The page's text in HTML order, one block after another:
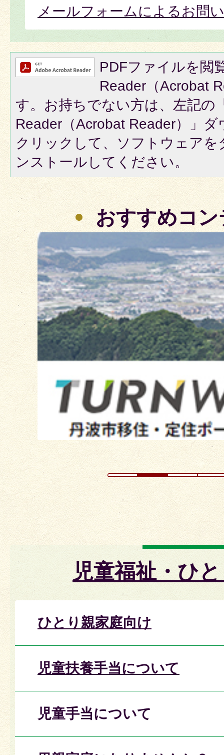
メールフォームによるお問
PDFファイルを閲
Reader（Acrobat
す。お持ちでない方は、左記の
Reader（Acrobat Reader）」
クリックして、ソフトウェア
ンストールしてください。
おすすめコ
3
枚
目
の
ス
児童福祉・ひ
ひとり親家庭向け
児童扶養手当について
児童手当について